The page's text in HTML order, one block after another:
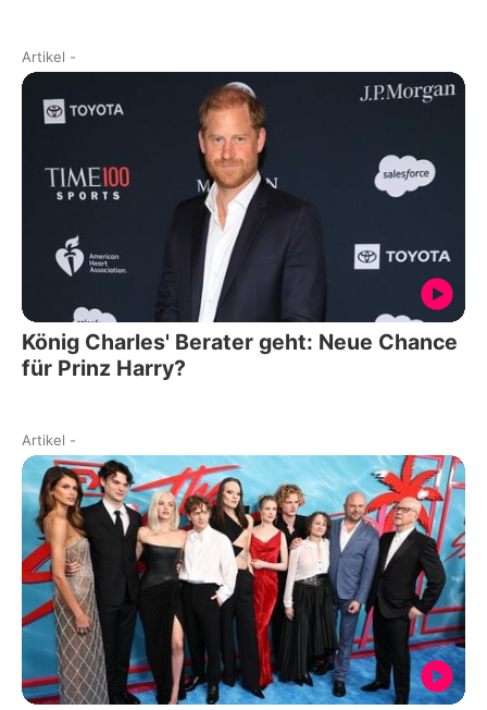
Artikel -
König Charles' Berater geht: Neue Chance
für Prinz Harry?
Artikel -